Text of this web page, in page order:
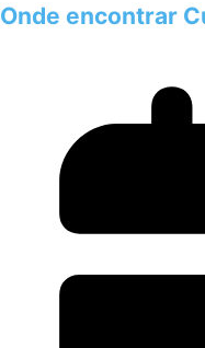
Onde encontrar